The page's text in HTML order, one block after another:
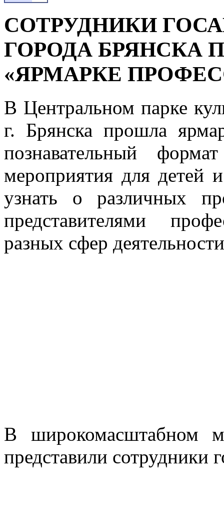
СОТРУДНИКИ
ГОРОДА БРЯНСКА
«ЯРМАРКЕ
В Центральном парке
г. Брянска прошла
познавательный
мероприятия для детей
узнать о различных
представителями
разных сфер
В широкомасштабном
представили сотрудники